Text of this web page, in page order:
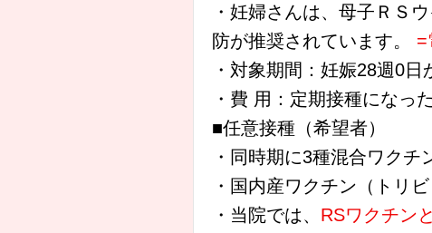
・妊婦さんは、母子ＲＳ
防が推奨されています。
=
・対象期間：妊娠28週0
・費 用：定期接種になっ
■任意接種（希望者）
・同時期に3種混合ワク
・国内産ワクチン（トリ
・当院では、 RSワクチン